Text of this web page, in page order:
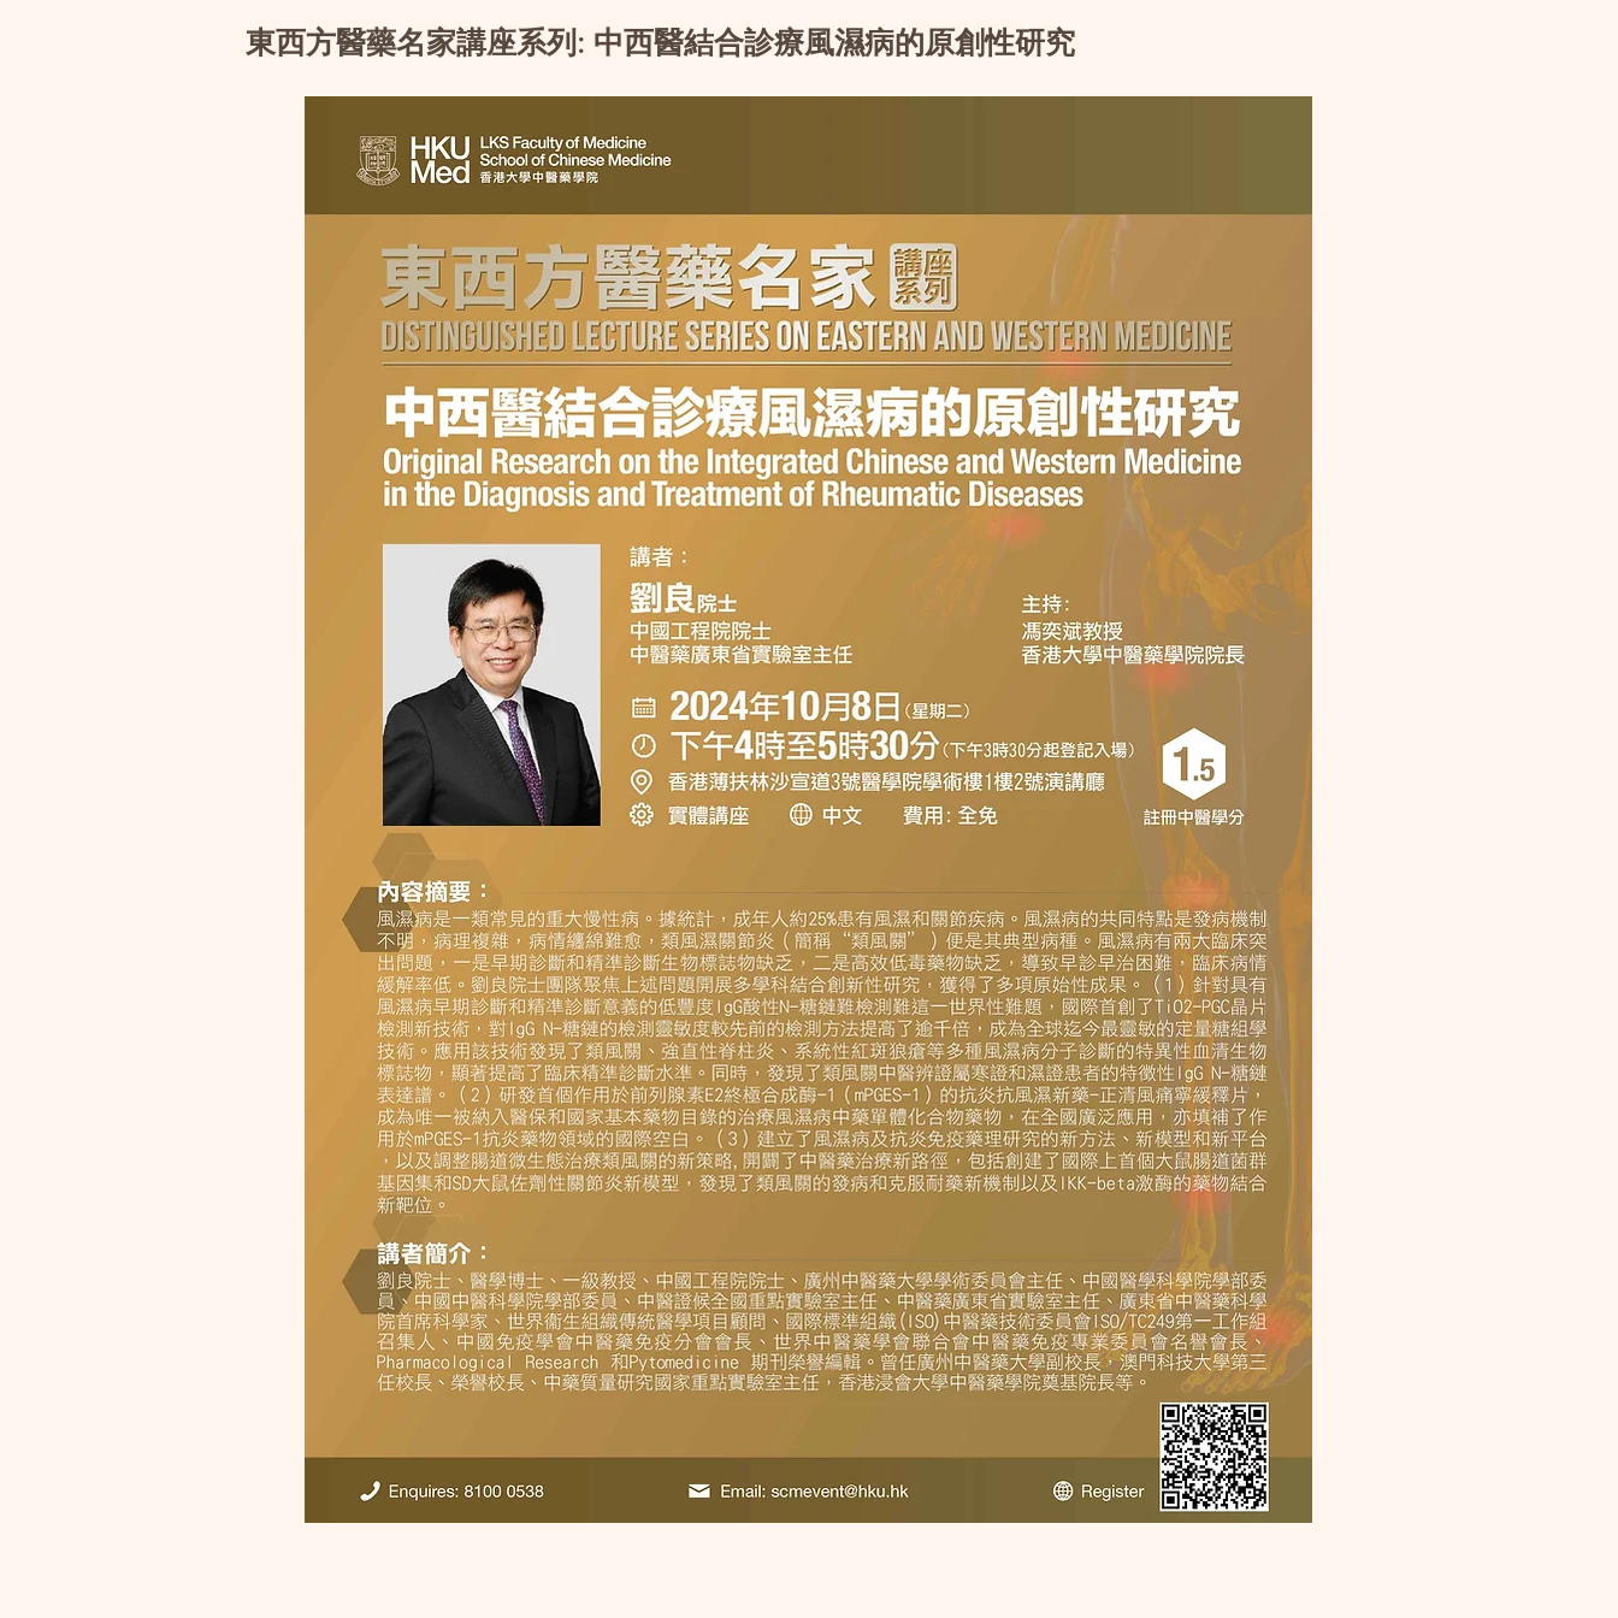
東西方醫藥名家講座系列: 中西醫結合診療風濕病的原創性研究